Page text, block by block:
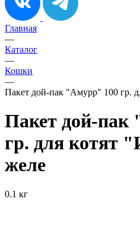
Главная
—
Каталог
—
Кошки
—
Пакет дой-пак "Амурр" 100 гр.
Пакет дой-
гр. для котят
желе
0.1 кг